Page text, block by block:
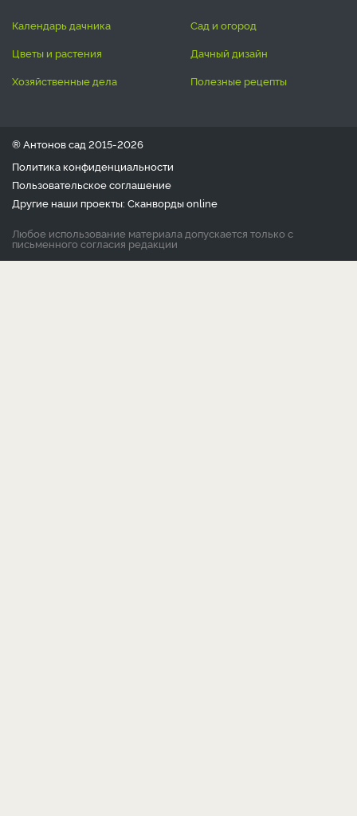
календарь дачника
сад и огород
цветы и растения
дачный дизайн
хозяйственные дела
полезные рецепты
® Антонов сад 2015-2026
Политика конфиденциальности
Пользовательское соглашение
Другие наши проекты: Сканвордыonline
Любое использование материала допускается только с
письменного согласия редакции